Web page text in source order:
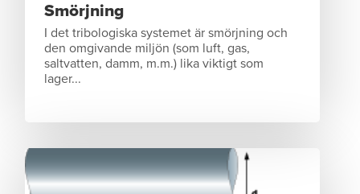
Smörjning
I det tribologiska systemet är smörjning och
den omgivande miljön (som luft, gas,
saltvatten, damm, m.m.) lika viktigt som
lager...